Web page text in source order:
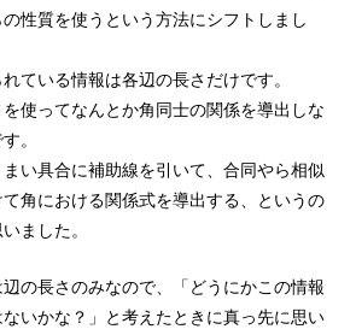
性質を使うという方法にシフトしまし
ている情報は各辺の長さだけです。
使ってなんとか角同士の関係を導出しな
。
い具合に補助線を引いて、合同やら相似
角における関係式を導出する、というの
ました。
の長さのみなので、「どうにかこの情報
いかな？」と考えたときに真っ先に思い